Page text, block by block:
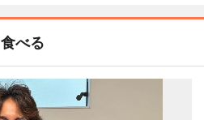
食べる